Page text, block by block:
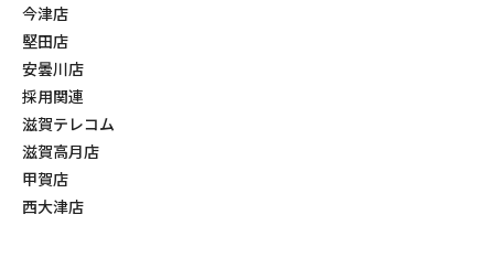
今津店
堅田店
安曇川店
採用関連
滋賀テレコム
滋賀高月店
甲賀店
西大津店